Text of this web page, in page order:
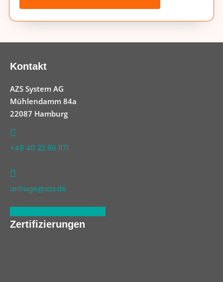
Kontakt
AZS System AG
Mühlendamm 84a
22087 Hamburg
+49 40 22 66 1171
anfrage@azs.de
Zertifizierungen